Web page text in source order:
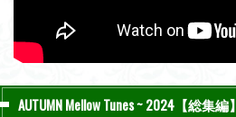
AUTUMN Mellow Tunes ~ 2024【総集編】